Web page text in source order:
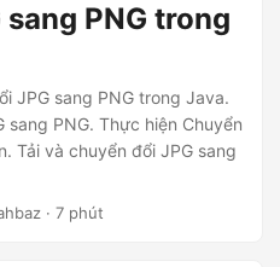
PNG trong
JPG sang PNG trong Java.
sang PNG. Thực hiện Chuyển
Tải và chuyển đổi JPG sang
· 7 phút